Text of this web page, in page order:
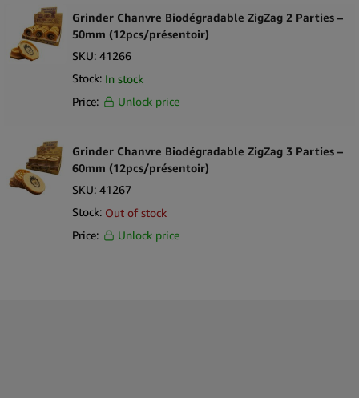
Grinder Chanvre Biodégradable ZigZag 2 Parties –
50mm (12pcs/présentoir)
SKU: 41266
Stock: In stock
Price:
Unlock price
Grinder Chanvre Biodégradable ZigZag 3 Parties –
60mm (12pcs/présentoir)
SKU: 41267
Stock: Out of stock
Price:
Unlock price